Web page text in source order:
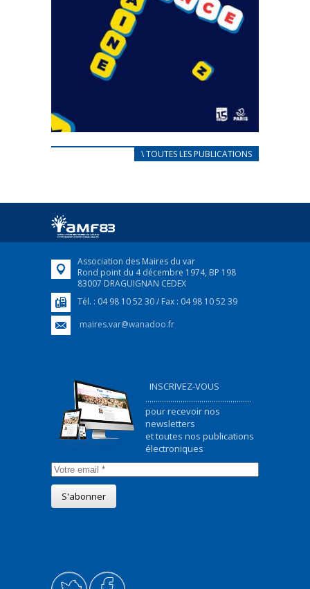
CARNET D’ACCUEIL
Afin d’accompagner au mieux les réfugiés
FEUILLETER
\ TOUTES LES PUBLICATIONS
Association des Maires du var
Rond point du 4 décembre 1974, BP 198
83007 DRAGUIGNAN CEDEX
Tél. : 04 98 10 52 30 / Fax : 04 98 10 52 39
maires.var@wanadoo.fr
INSCRIVEZ-VOUS
...................................................
pour recevoir nos
newsletters
et toutes nos publications
électroniques